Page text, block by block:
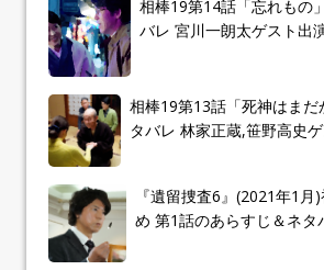
相棒19第14話「忘れもの
バレ 宮川一朗太ゲスト出
相棒19第13話「死神はまだ
タバレ 林家正蔵,笹野高史
『遺留捜査6』(2021年1月
め 第1話のあらすじ＆ネタ